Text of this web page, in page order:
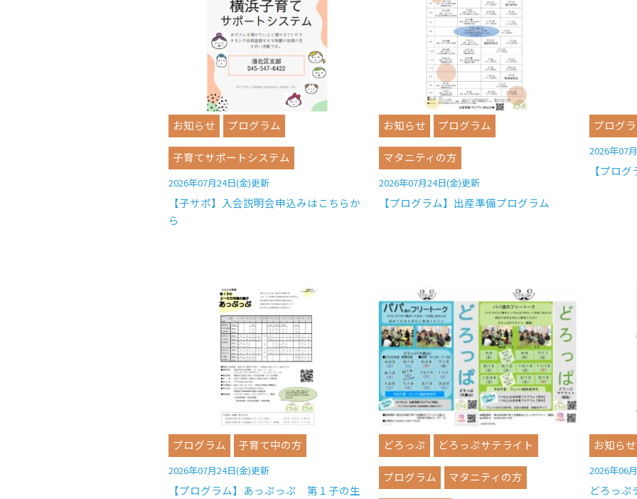
お知らせ プログラム
子育てサポートシステム
2026年07月24日(金)更新
【子サポ】入会説明会申込みはこちらか
ら
お知らせ プログラム
マタニティの方
2026年07月24日(金)更新
【プログラム】出産準備プログラム
プログ
2026年07
【プロ
プログラム 子育て中の方
2026年07月24日(金)更新
【プログラム】あっぷっぷ 第１子の生
どろっぷ どろっぷサテライト
プログラム マタニティの方
お知らせ
2026年06
どろっ